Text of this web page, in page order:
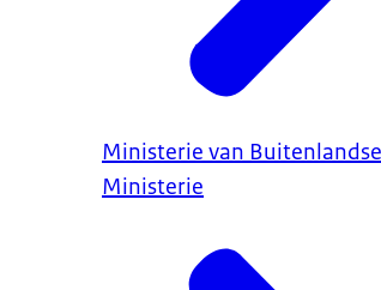
Ministerie van
Ministerie